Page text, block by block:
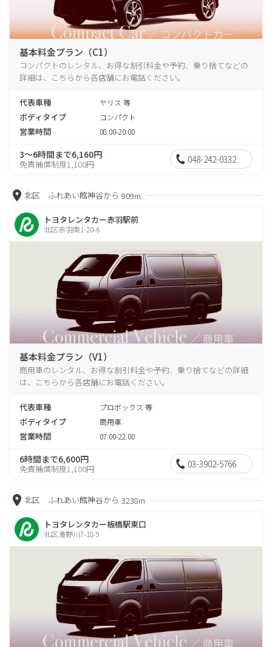
基本料金プラン（C1）
コンパクトのレンタル、お得な割引料金や予約、乗り捨てなどの
詳細は、こちらから各店舗にお電話ください。
代表車種 ヤリス 等
ボディタイプ コンパクト
営業時間 08:00-20:00
3～6時間まで6,160円
免責補償制度1,100円 048-242-0332
北区 ふれあい館神谷から 909m
トヨタレンタカー赤羽駅前
北区赤羽南1-20-6
基本料金プラン（V1）
商用車のレンタル、お得な割引料金や予約、乗り捨てなどの詳細
は、こちらから各店舗にお電話ください。
代表車種 プロボックス 等
ボディタイプ 商用車
営業時間 07:00-22:00
6時間まで6,600円
免責補償制度1,100円 03-3902-5766
北区 ふれあい館神谷から 3238m
トヨタレンタカー板橋駅東口
北区滝野川7-18-9